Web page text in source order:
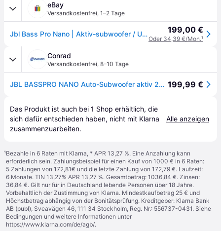
eBay
Versandkostenfrei, 1–2 Tage
Jbl Bass Pro Nano | Aktiv-subwoofer / Untersitz Bass Sub Gehäuse + Fernbedienung 199,00 €
Oder 34,39 €/Mon.¹
Conrad
Versandkostenfrei, 8–10 Tage
JBL BASSPRO NANO Auto-Subwoofer aktiv 200 W 199,99 €
Das Produkt ist auch bei 1 Shop erhältlich, die
sich dafür entschieden haben, nicht mit Klarna
zusammenzuarbeiten.
Alle anzeigen
¹Bezahle in 6 Raten mit Klarna, * APR 13,27 %. Eine Anzahlung kann
erforderlich sein. Zahlungsbeispiel für einen Kauf von 1000 € in 6 Raten:
5 Zahlungen von 172,81€ und die letzte Zahlung von 172,79 €. Laufzeit:
6 Monate. TIN 13,27% APR 13,27 %. Gesamtbetrag: 1036,84 €. Zinsen:
36,84 €. Gilt nur für in Deutschland lebende Personen über 18 Jahre.
Vorbehaltlich der Zustimmung von Klarna. Mindestkaufbetrag 25 € und
Höchstbetrag abhängig von der Bonitätsprüfung. Kreditgeber: Klarna Bank
AB (publ), Sveavägen 46, 111 34 Stockholm, Reg. Nr.: 556737-0431. Siehe
Bedingungen und weitere Informationen unter
https://www.klarna.com/de/agb/.